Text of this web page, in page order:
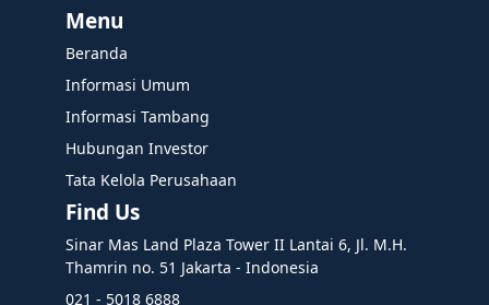
Menu
Beranda
Informasi Umum
Informasi Tambang
Hubungan Investor
Tata Kelola Perusahaan
Find Us
Sinar Mas Land Plaza Tower II Lantai 6, Jl. M.H.
Thamrin no. 51 Jakarta - Indonesia
021 - 5018 6888